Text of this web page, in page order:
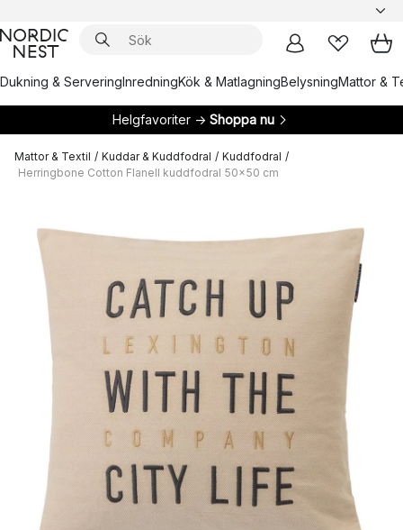
Dukning & ServeringInredningKök & MatlagningBelysningMattor &
Helgfavoriter → Shoppa nu
Mattor & Textil / Kuddar & Kuddfodral / Kuddfodral /
Herringbone Cotton Flanell kuddfodral 50x50 cm